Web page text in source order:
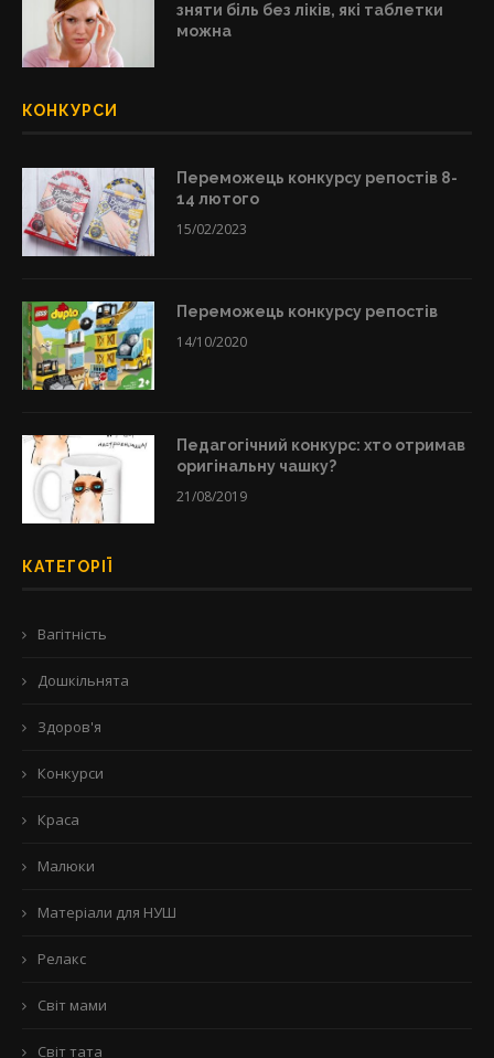
зняти біль без ліків, які таблетки
можна
КОНКУРСИ
Переможець конкурсу репостів 8-
14 лютого
15/02/2023
Переможець конкурсу репостів
14/10/2020
Педагогічний конкурс: хто отримав
оригінальну чашку?
21/08/2019
КАТЕГОРІЇ
Вагітність
Дошкільнята
Здоров'я
Конкурси
Краса
Малюки
Матеріали для НУШ
Релакс
Світ мами
Світ тата